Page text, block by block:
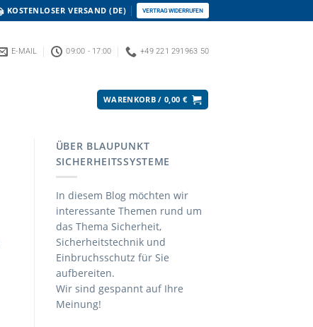
KOSTENLOSER VERSAND (DE) VERTRAG WIDERRUFEN
E-MAIL 09:00 - 17:00 +49 221 291963 50
WARENKORB / 0,00 €
ÜBER BLAUPUNKT
SICHERHEITSSYSTEME
In diesem Blog möchten wir
interessante Themen rund um
das Thema Sicherheit,
Sicherheitstechnik und
Einbruchsschutz für Sie
aufbereiten.
Wir sind gespannt auf Ihre
Meinung!